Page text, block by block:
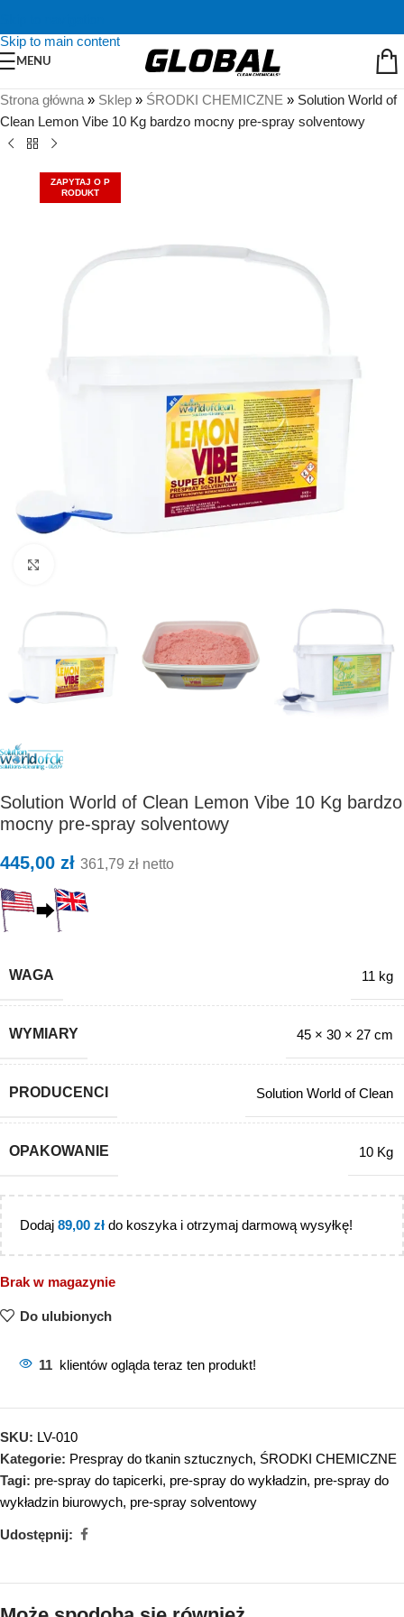
Skip to main content
MENU
Strona główna » Sklep » ŚRODKI CHEMICZNE » Solution World of
Clean Lemon Vibe 10 Kg bardzo mocny pre-spray solventowy
ZAPYTAJ O P
RODUKT
Solution World of Clean Lemon Vibe 10 Kg bardzo
mocny pre-spray solventowy
445,00 zł 361,79 zł netto
WAGA 11 kg
WYMIARY 45 × 30 × 27 cm
PRODUCENCI Solution World of Clean
OPAKOWANIE 10 Kg
Dodaj 89,00 zł do koszyka i otrzymaj darmową wysyłkę!
Brak w magazynie
Do ulubionych
11 klientów ogląda teraz ten produkt!
SKU: LV-010
Kategorie: Prespray do tkanin sztucznych, ŚRODKI CHEMICZNE
Tagi: pre-spray do tapicerki, pre-spray do wykładzin, pre-spray do
wykładzin biurowych, pre-spray solventowy
Udostępnij: